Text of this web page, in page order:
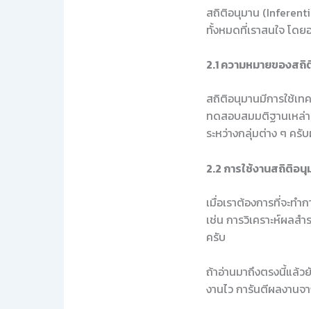
สถิติอนุมาน
ทั้งหมดที่เราสนใจ โด
2.1 ความหมายของส
สถิติอนุมานมีการใช้เท
ทดสอบสมมติฐานเหล่
ระหว่างกลุ่มต่าง ๆ ครั
2.2 การใช้งานสถิติอนุ
เมื่อเราต้องการที่จะท
เช่น การวิเคราะห์ผลส
ครับ
ถ้าอ่านมาถึงตรงนี้แล้
งานไว การันตีผลงาน